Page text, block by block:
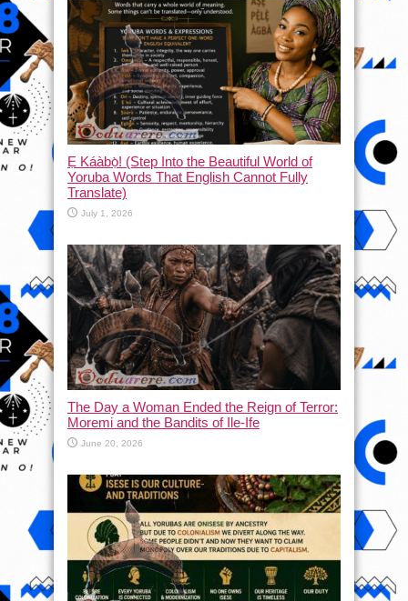
Ẹ Káàbọ̀! (Step Into the Beautiful World of
Yoruba Words That English Cannot Fully
Translate)
July 1, 2026
The Day a Woman Ended the Reign of Terror:
Moremi and the Bandits of Ile-Ife
June 20, 2026